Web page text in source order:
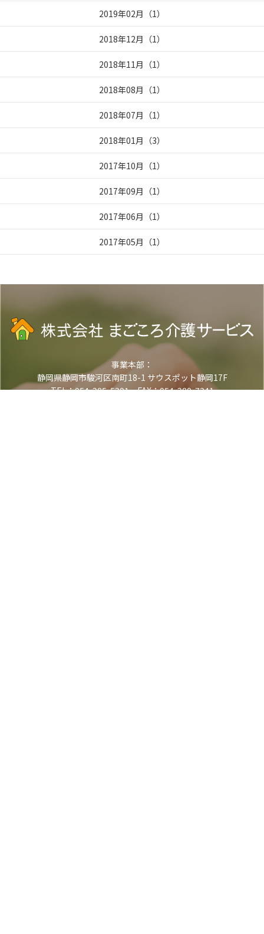
2019年02月 （1）
2018年12月 （1）
2018年11月 （1）
2018年08月 （1）
2018年07月 （1）
2018年01月 （3）
2017年10月 （1）
2017年09月 （1）
2017年06月 （1）
2017年05月 （1）
事業本部：
静岡県静岡市駿河区南町18-1 サウスポット静岡17F
TEL：054-285-5201 FAX：054-280-7341